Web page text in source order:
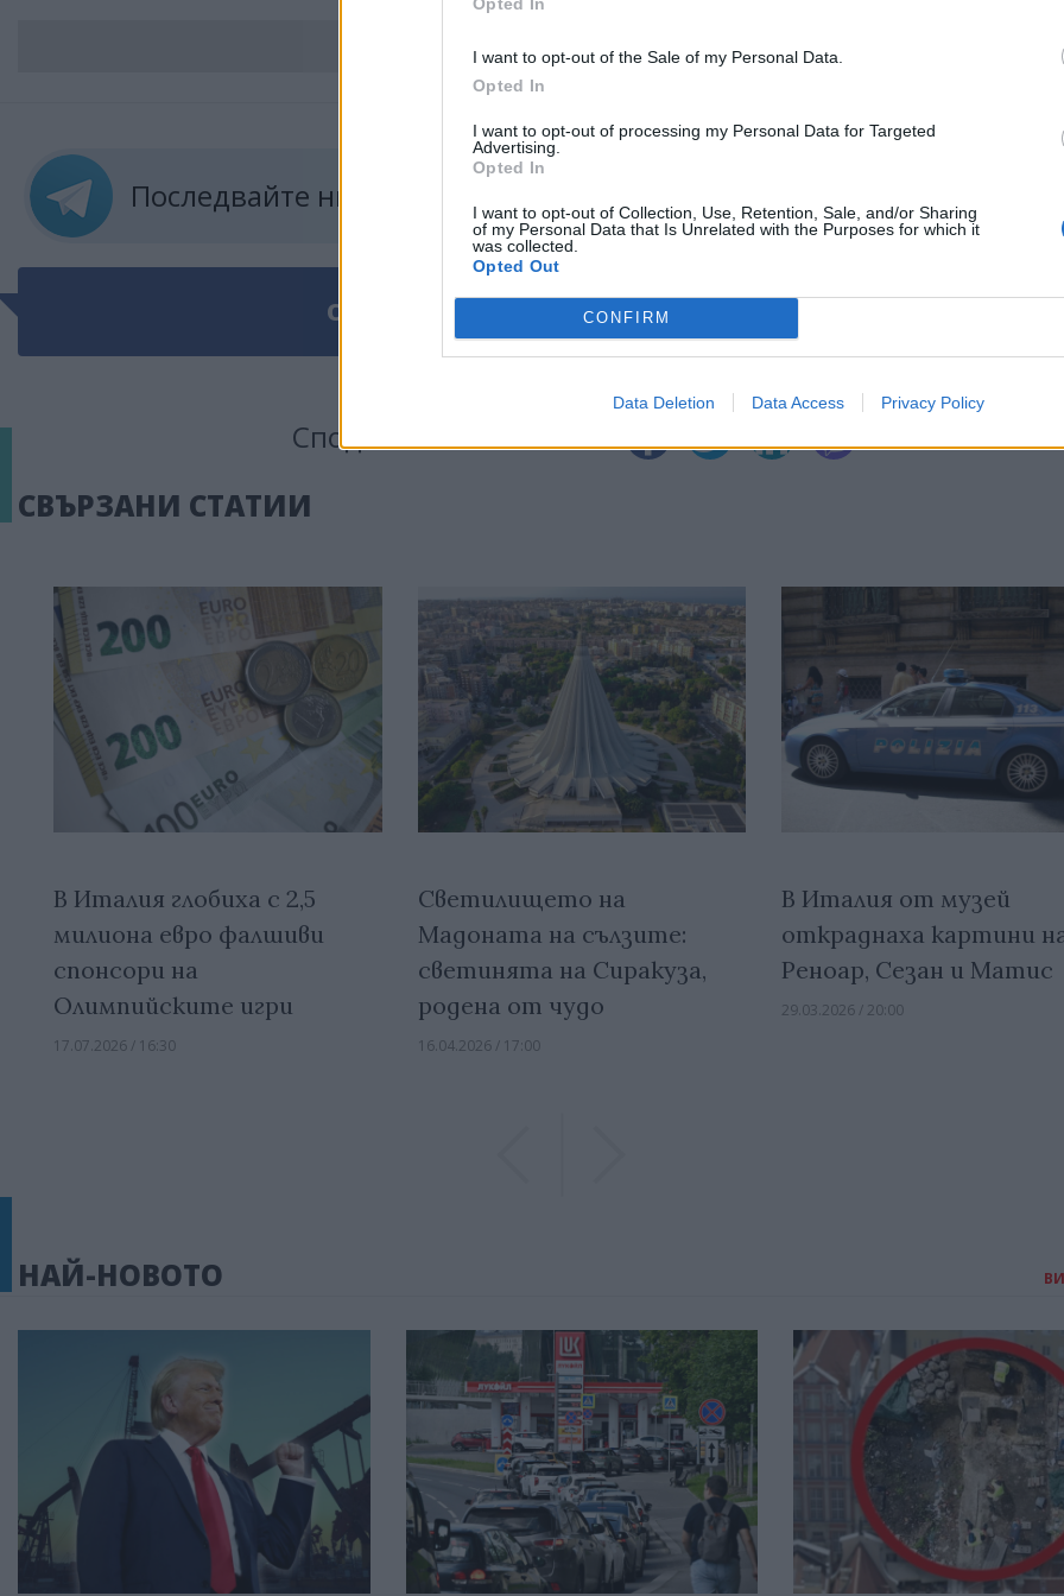
I want to opt-out of the Sale of my Personal Data.
Opted In
I want to opt-out of processing my Personal Data for Targeted
Advertising.
Opted In
I want to opt-out of Collection, Use, Retention, Sale, and/or Sharing
of my Personal Data that Is Unrelated with the Purposes for which it
was collected.
Opted Out
CONFIRM
Data Deletion Data Access Privacy Policy
Последвайте ни в
ОЩЕ ПО ТЕМАТА ВЪВ facebook
Сподели тази статия в:
СВЪРЗАНИ СТАТИИ
В Италия глобиха с 2,5
милиона евро фалшиви
спонсори на
Олимпийските игри
17.07.2026 / 16:30
Светилището на
Мадоната на сълзите:
светинята на Сиракуза,
родена от чудо
16.04.2026 / 17:00
В Италия от музей
откраднаха картини
Реноар, Сезан и Матис
29.03.2026 / 20:00
НАЙ-НОВОТО